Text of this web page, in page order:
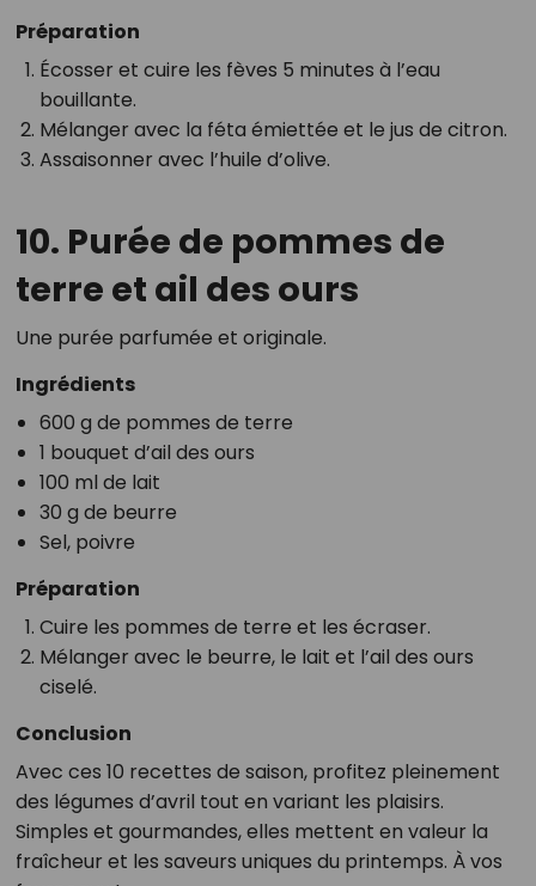
Préparation
Écosser et cuire les fèves 5 minutes à l’eau
bouillante.
Mélanger avec la féta émiettée et le jus de citron.
Assaisonner avec l’huile d’olive.
10. Purée de pommes de
terre et ail des ours
Une purée parfumée et originale.
Ingrédients
600 g de pommes de terre
1 bouquet d’ail des ours
100 ml de lait
30 g de beurre
Sel, poivre
Préparation
Cuire les pommes de terre et les écraser.
Mélanger avec le beurre, le lait et l’ail des ours
ciselé.
Conclusion
Avec ces 10 recettes de saison, profitez pleinement
des légumes d’avril tout en variant les plaisirs.
Simples et gourmandes, elles mettent en valeur la
fraîcheur et les saveurs uniques du printemps. À vos